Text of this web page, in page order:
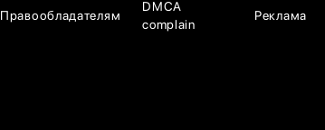
Правообладателям
DMCA
complain
Реклама